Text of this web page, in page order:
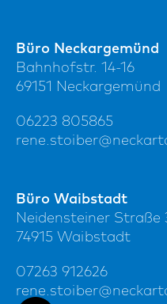
Büro Neckargemünd
Bahnhofstr. 14-16
69151 Neckargemünd
06223 805865
Büro Waibstadt
Neidensteiner Straße
74915 Waibstadt
07263 912626